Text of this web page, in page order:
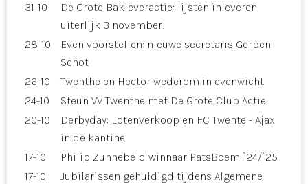
31-10
De Grote Bakleveractie: lijsten inleveren
uiterlijk 3 november!
28-10
Even voorstellen: nieuwe secretaris Gerben
Schot
26-10
Twenthe en Hector wederom in evenwicht
24-10
Steun VV Twenthe met De Grote Club Actie
20-10
Derbyday: Lotenverkoop en FC Twente - Ajax
in de kantine
17-10
Philip Zunnebeld winnaar PatsBoem `24/`25
17-10
Jubilarissen gehuldigd tijdens Algemene